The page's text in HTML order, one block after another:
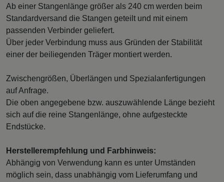
Ab einer Stangenlänge größer als 240 cm werden beim
Standardversand die Stangen geteilt und mit einem
passenden Verbinder geliefert.
Über jeder Verbindung muss aus Gründen der Stabilität
einer der beiliegenden Träger montiert werden.
Zwischengrößen, Überlängen und Spezialanfertigungen
auf Anfrage.
Die oben angegebene bzw. auszuwählende Länge bezieht
sich auf die reine Stangenlänge, ohne aufgesteckte
Endstücke.
Herstellerempfehlung und Farbhinweis:
Abhängig von Verwendung kann es unter Umständen
möglich sein, dass unabhängig vom Lieferumfang und